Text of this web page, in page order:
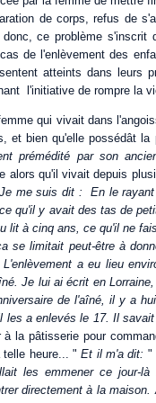
de corps, refus de
donc, ce problème
de l'enlèvement des
atteints dans leurs
l'initiative de rompre la
qui vivait dans
et bien qu'elle possédât la
prémédité par son
alors qu'il vivait depuis
me suis dit : En le
qu'il y avait des tas de
lit à cinq ans, ce qu'il ne
se limitait peut-être à
a eu lieu
Je lui ai écrit en
de l'aîné, il y a
les a enlevés le 17. Il
la pâtisserie pour
heure... " Et il m'a dit: "
les emmener ce jour-
directement à la